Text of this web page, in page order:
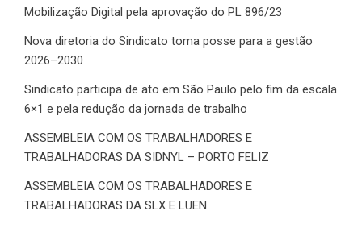
Mobilização Digital pela aprovação do PL 896/23
Nova diretoria do Sindicato toma posse para a gestão
2026–2030
Sindicato participa de ato em São Paulo pelo fim da escala
6×1 e pela redução da jornada de trabalho
ASSEMBLEIA COM OS TRABALHADORES E
TRABALHADORAS DA SIDNYL – PORTO FELIZ
ASSEMBLEIA COM OS TRABALHADORES E
TRABALHADORAS DA SLX E LUEN